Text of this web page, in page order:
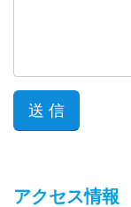
アクセス情報